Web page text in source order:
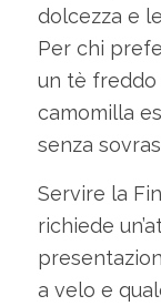
dolcezza e
Per chi
un tè freddo
camomilla
senza
Servire la
richiede
a velo e